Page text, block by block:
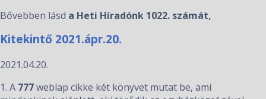
Bővebben lásd a Heti Híradónk 1022. számát,
Kitekintő 2021.ápr.20.
2021.04.20.
1. A 777weblap cikke két könyvet mutat be, ami